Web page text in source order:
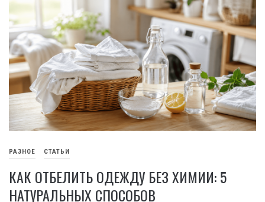
РАЗНОЕ СТАТЬИ
КАК ОТБЕЛИТЬ ОДЕЖДУ БЕЗ ХИМИИ: 5
НАТУРАЛЬНЫХ СПОСОБОВ